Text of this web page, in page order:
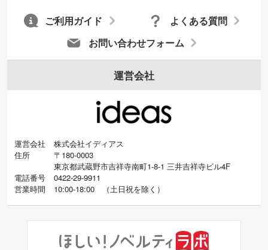
お問い合わせフォーム
よくある質問
ご利用ガイド
運営会社
運営会社
株式会社イディアス
住所
〒180-0003
東京都武蔵野市吉祥寺南町1-8-1 三井吉祥寺ビル4F
電話番号
0422-29-9911
営業時間
10:00-18:00 （土日祝を除く）